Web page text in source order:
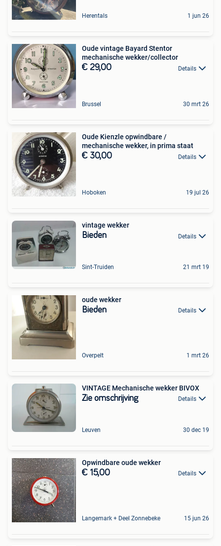
Herentals 1 jun 26
Oude vintage Bayard Stentor
mechanische wekker/collector
€ 29,00 Details
Brussel 30 mrt 26
Oude Kienzle opwindbare /
mechanische wekker, in prima staat
€ 30,00 Details
Hoboken 19 jul 26
vintage wekker
Bieden Details
Sint-Truiden 21 mrt 19
oude wekker
Bieden Details
Overpelt 1 mrt 26
VINTAGE Mechanische wekker BIVOX
Zie omschrijving Details
Leuven 30 dec 19
Opwindbare oude wekker
€ 15,00 Details
Langemark + Deel Zonnebeke 15 jun 26